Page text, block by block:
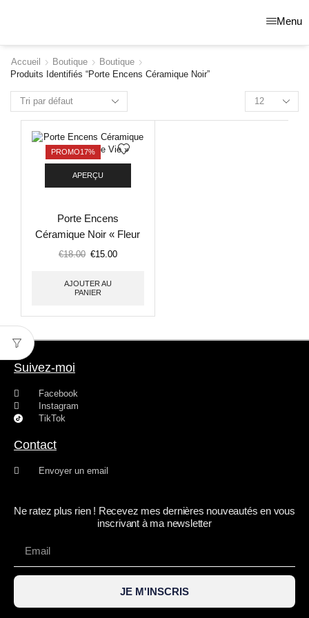
Menu
Accueil Boutique
Boutique
Produits Identifiés “porte Encens Céramique Noir”
PROMO17%
APERÇU
Porte Encens
Céramique Noir « Fleur
de Vie »
€18.00 €15.00
AJOUTER AU
PANIER
Suivez-moi
Facebook
Instagram
TikTok
Contact
Envoyer un email
Ne ratez plus rien ! Recevez mes dernières nouveautés en vous
inscrivant à ma newsletter
JE M'INSCRIS